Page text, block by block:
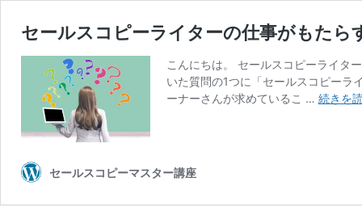
セールスコピーライターの仕事がもたら
こんにちは。 セールスコピーライタ
いた質問の1つに「セールスコピーラ
ーナーさんが求めているこ … 続きを
セールスコピーマスター講座